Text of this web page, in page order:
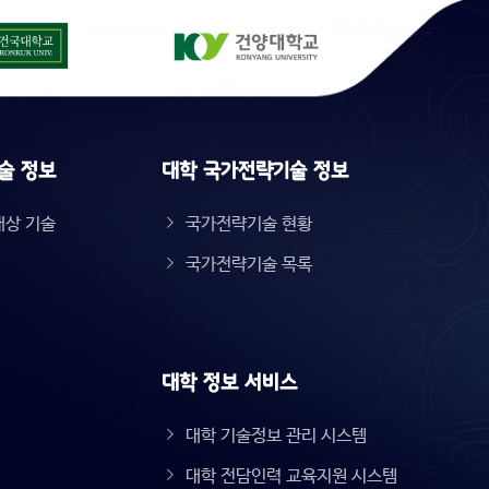
정보
상 기술
대학 국가전략기술 정보
국가전략기술 현황
국가전략기술 목록
대학 정보 서비스
대학 기술정보 관리 시스템
대학 전담인력 교육지원 시스템